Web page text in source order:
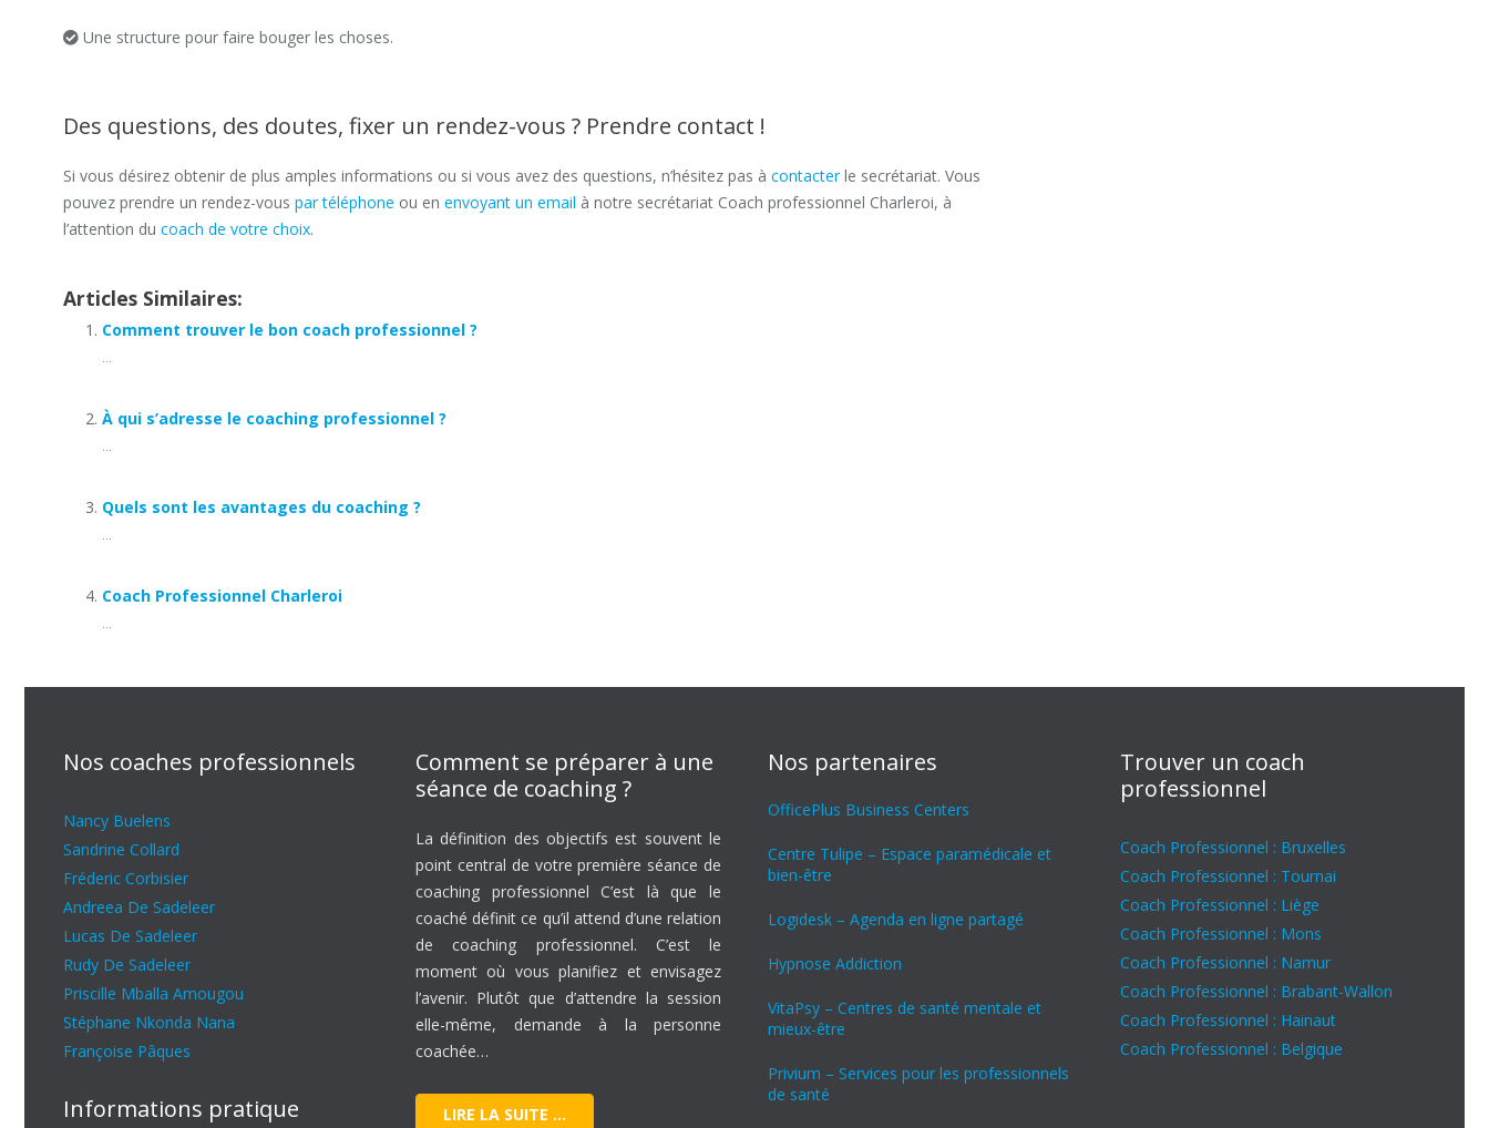
Une structure pour faire bouger les choses.
Des questions, des doutes, fixer un rendez-vous ? Prendre contact !
Si vous désirez obtenir de plus amples informations ou si vous avez des questions, n’hésitez pas à contacterle secrétariat. Vous
pouvez prendre un rendez-vous par téléphone ou en envoyant un email à notre secrétariat Coach professionnel Charleroi, à
l’attention du coach de votre choix.
Articles Similaires:
Comment trouver le bon coach professionnel ?
...
À qui s’adresse le coaching professionnel ?
...
Quels sont les avantages du coaching ?
...
Coach Professionnel Charleroi
...
Nos coaches professionnels
Nancy Buelens
Sandrine Collard
Fréderic Corbisier
Andreea De Sadeleer
Lucas De Sadeleer
Rudy De Sadeleer
Priscille Mballa Amougou
Stéphane Nkonda Nana
Françoise Pâques
Informations pratique
Comment se préparer à une
séance de coaching ?
La définition des objectifs est souvent le
point central de votre première séance de
coaching professionnel C’est là que le
coaché définit ce qu’il attend d’une relation
de coaching professionnel. C’est le
moment où vous planifiez et envisagez
l’avenir. Plutôt que d’attendre la session
elle-même, demande à la personne
coachée…
LIRE LA SUITE …
Nos partenaires
OfficePlus Business Centers
Centre Tulipe – Espace paramédicale et
bien-être
Logidesk – Agenda en ligne partagé
Hypnose Addiction
VitaPsy – Centres de santé mentale et
mieux-être
Privium – Services pour les professionnels
de santé
Trouver un coach
professionnel
Coach Professionnel : Bruxelles
Coach Professionnel : Tournai
Coach Professionnel : Liège
Coach Professionnel : Mons
Coach Professionnel : Namur
Coach Professionnel : Brabant-Wallon
Coach Professionnel : Hainaut
Coach Professionnel : Belgique